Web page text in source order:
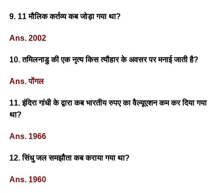
9. 11 मौलिक कर्तव्य कब जोड़ा गया था?
Ans. 2002
10. तमिलनाडु की एक नृत्य किस त्यौहार के अवसर पर मनाई जाती है?
Ans. पोंगल
11. इंदिरा गांधी के द्वारा कब भारतीय रुपए का वैल्यूएशन कम कर दिया गया
था?
Ans. 1966
12. सिंधु जल समझौता कब कराया गया था?
Ans. 1960